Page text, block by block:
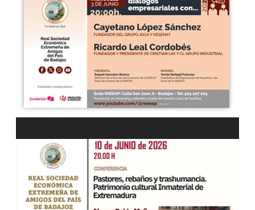
“DIÁLOGOS EMPRESARIALES
CON...” Cayetano López
Sánchez y Ricardo Leal